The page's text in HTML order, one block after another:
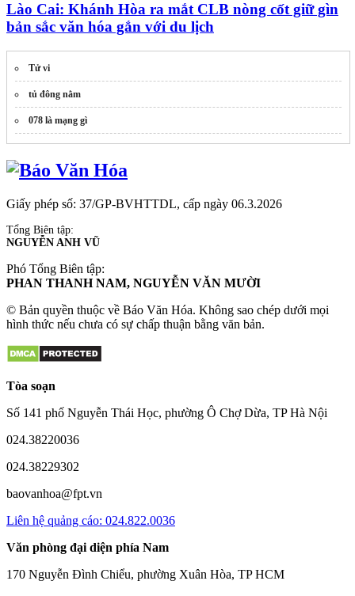
Lào Cai: Khánh Hòa ra mắt CLB nòng cốt giữ gìn
bản sắc văn hóa gắn với du lịch
Tử vi
tủ đông nằm
078 là mạng gì
Giấy phép số: 37/GP-BVHTTDL, cấp ngày 06.3.2026
Tổng Biên tập:
NGUYỄN ANH VŨ
Phó Tổng Biên tập:
PHAN THANH NAM, NGUYỄN VĂN MƯỜI
© Bản quyền thuộc về Báo Văn Hóa. Không sao chép dưới mọi
hình thức nếu chưa có sự chấp thuận bằng văn bản.
Tòa soạn
Số 141 phố Nguyễn Thái Học, phường Ô Chợ Dừa, TP Hà Nội
024.38220036
024.38229302
baovanhoa@fpt.vn
Liên hệ quảng cáo: 024.822.0036
Văn phòng đại diện phía Nam
170 Nguyễn Đình Chiểu, phường Xuân Hòa, TP HCM